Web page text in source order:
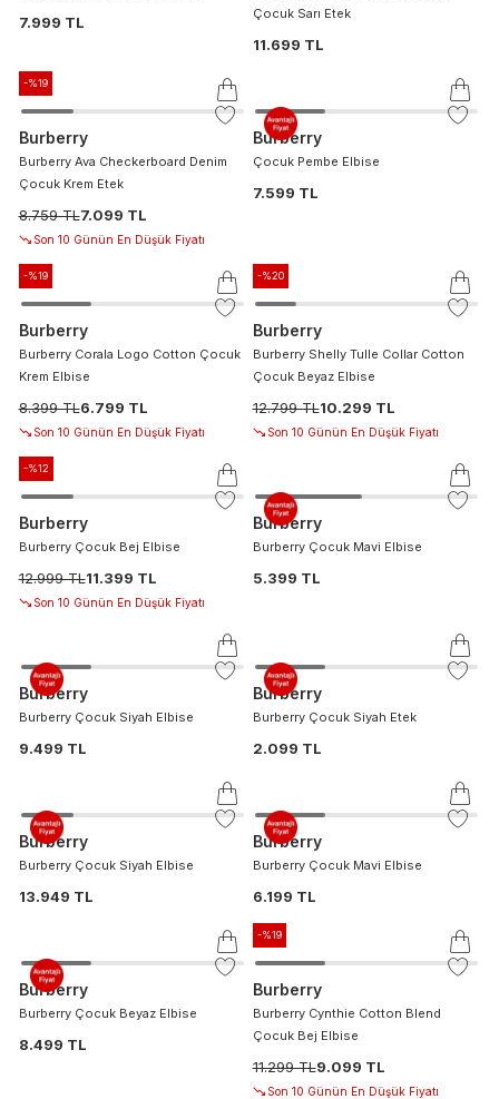
7.999 TL
Çocuk Sarı Etek
11.699 TL
-%19
Burberry
Burberry Ava Checkerboard Denim
Çocuk Krem Etek
8.759 TL7.099 TL
Son 10 Günün En Düşük Fiyatı
Burberry
Çocuk Pembe Elbise
7.599 TL
-%19
Burberry
Burberry Corala Logo Cotton Çocuk
Krem Elbise
8.399 TL6.799 TL
Son 10 Günün En Düşük Fiyatı
-%20
Burberry
Burberry Shelly Tulle Collar Cotton
Çocuk Beyaz Elbise
12.799 TL10.299 TL
Son 10 Günün En Düşük Fiyatı
-%12
Burberry
Burberry Çocuk Bej Elbise
12.999 TL11.399 TL
Son 10 Günün En Düşük Fiyatı
Burberry
Burberry Çocuk Mavi Elbise
5.399 TL
Burberry
Burberry Çocuk Siyah Elbise
9.499 TL
Burberry
Burberry Çocuk Siyah Etek
2.099 TL
Burberry
Burberry Çocuk Siyah Elbise
13.949 TL
Burberry
Burberry Çocuk Mavi Elbise
6.199 TL
Burberry
Burberry Çocuk Beyaz Elbise
8.499 TL
-%19
Burberry
Burberry Cynthie Cotton Blend
Çocuk Bej Elbise
11.299 TL9.099 TL
Son 10 Günün En Düşük Fiyatı